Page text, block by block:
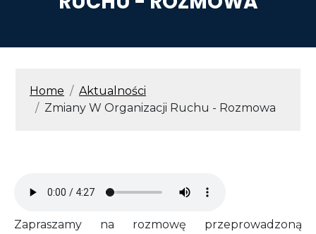
ŚCIEŻKA NAWIGACYJNA
Home
Aktualności
Zmiany W Organizacji Ruchu - Rozmowa
Zapraszamy na rozmowę przeprowadzoną